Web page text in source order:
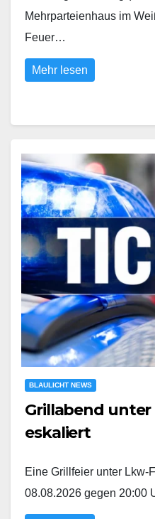
Mehrparteienhaus im
Feuer…
Mehr lesen
BLAULICHT NEWS
Grillabend unter
eskaliert
Eine Grillfeier unter Lkw-
08.08.2026 gegen 20:00